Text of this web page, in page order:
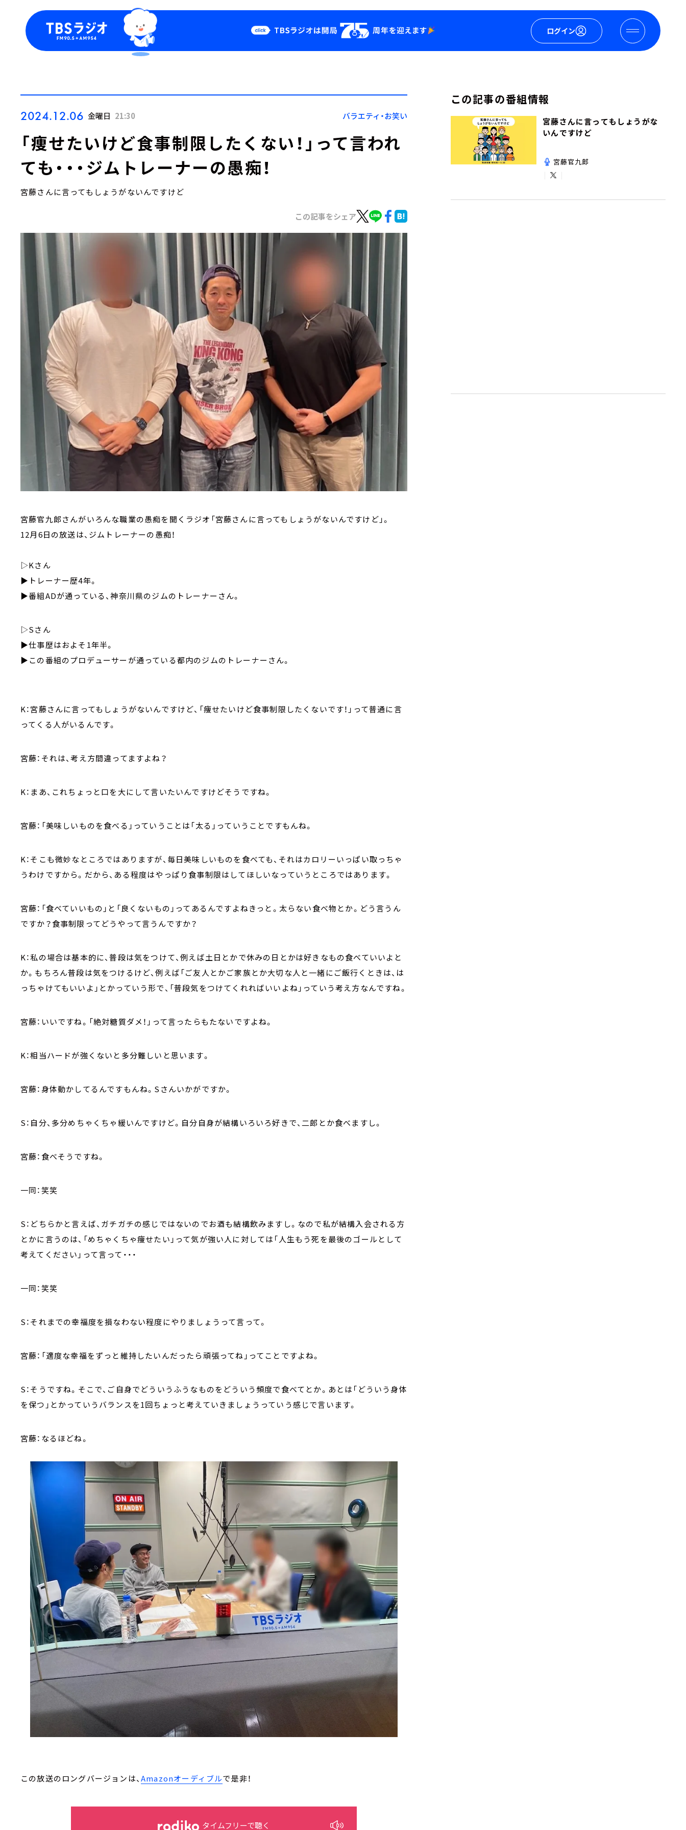
ログイン
Podcast
YouTube
会社情報
2024.12.06 金曜日 21:30 バラエティ・お笑い
「痩せたいけど食事制限したくない！」って言われ
ても・・・ジムトレーナーの愚痴！
宮藤さんに言ってもしょうがないんですけど
この記事をシェア
宮藤官九郎さんがいろんな職業の愚痴を聞くラジオ「宮藤さんに言ってもしょうがないんですけど」。
12月6日の放送は、ジムトレーナーの愚痴！
▷Kさん
▶トレーナー歴4年。
▶︎番組ADが通っている、神奈川県のジムのトレーナーさん。
▷Sさん
▶︎仕事歴はおよそ1年半。
▶︎この番組のプロデューサーが通っている都内のジムのトレーナーさん。
K：宮藤さんに言ってもしょうがないんですけど、「痩せたいけど食事制限したくないです！」って普通に言
ってくる人がいるんです。
宮藤：それは、考え方間違ってますよね？
K：まあ、これちょっと口を大にして言いたいんですけどそうですね。
宮藤：「美味しいものを食べる」っていうことは「太る」っていうことですもんね。
K：そこも微妙なところではありますが、毎日美味しいものを食べても、それはカロリーいっぱい取っちゃ
うわけですから。だから、ある程度はやっぱり食事制限はしてほしいなっていうところではあります。
宮藤：「食べていいもの」と「良くないもの」ってあるんですよねきっと。太らない食べ物とか。どう言うん
ですか？食事制限ってどうやって言うんですか？
K：私の場合は基本的に、普段は気をつけて、例えば土日とかで休みの日とかは好きなもの食べていいよと
か。もちろん普段は気をつけるけど、例えば「ご友人とかご家族とか大切な人と一緒にご飯行くときは、は
っちゃけてもいいよ」とかっていう形で、「普段気をつけてくれればいいよね」っていう考え方なんですね。
宮藤：いいですね。「絶対糖質ダメ！」って言ったらもたないですよね。
K：相当ハードが強くないと多分難しいと思います。
宮藤：身体動かしてるんですもんね。Sさんいかがですか。
S：自分、多分めちゃくちゃ緩いんですけど。自分自身が結構いろいろ好きで、二郎とか食べますし。
宮藤：食べそうですね。
一同：笑笑
S：どちらかと言えば、ガチガチの感じではないのでお酒も結構飲みますし。なので私が結構入会される方
とかに言うのは、「めちゃくちゃ痩せたい」って気が強い人に対しては「人生もう死を最後のゴールとして
考えてください」って言って・・・
一同：笑笑
S：それまでの幸福度を損なわない程度にやりましょうって言って。
宮藤：「適度な幸福をずっと維持したいんだったら頑張ってね」ってことですよね。
S：そうですね。そこで、ご自身でどういうふうなものをどういう頻度で食べてとか。あとは「どういう身体
を保つ」とかっていうバランスを1回ちょっと考えていきましょうっていう感じで言います。
宮藤：なるほどね。
この放送のロングバージョンは、 Amazonオーディブルで是非！
タイムフリーで聴く
この記事の番組情報
宮藤さんに言ってもしょうがな
いんですけど
宮藤官九郎